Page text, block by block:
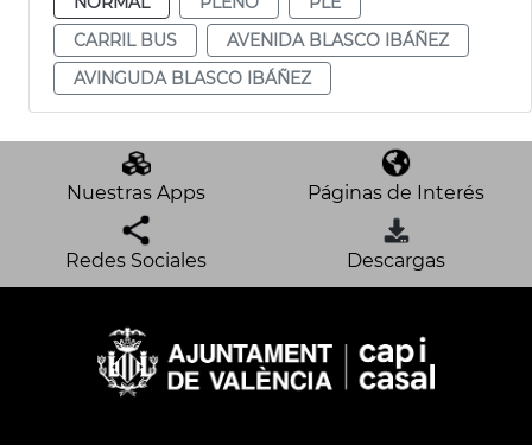
CARRIL BUS
AVENIDA BLASCO IBÁÑEZ
AVINGUDA BLASCO IBÁÑEZ
Nuestras Apps Páginas de Interés
Redes Sociales Descargas